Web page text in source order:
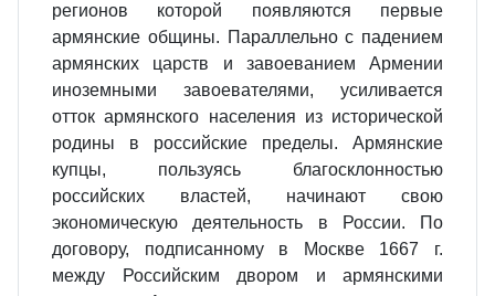
регионов которой появляются первые
армянские общины. Параллельно с падением
армянских царств и завоеванием Армении
иноземными завоевателями, усиливается
отток армянского населения из исторической
родины в российские пределы. Армянские
купцы, пользуясь благосклонностью
российских властей, начинают свою
экономическую деятельность в России. По
договору, подписанному в Москве 1667 г.
между Российским двором и армянскими